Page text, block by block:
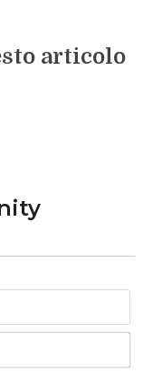
articolo